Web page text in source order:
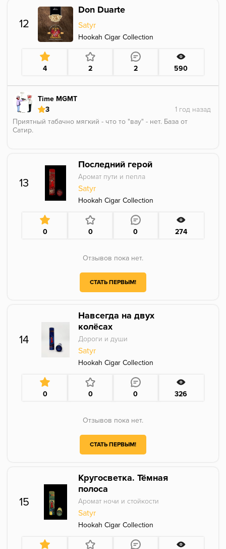
12
Don Duarte
Satyr
Hookah Cigar Collection
4 2 2 590
Time MGMT
3
Приятный табачно мягкий - что то "вау" - нет. База от
Сатир.
13
Последний герой
Аромат пути и пепла
Satyr
Hookah Cigar Collection
0 0 0 274
Отзывов пока нет.
СТАТЬ ПЕРВЫМ!
14
Навсегда на двух
колёсах
Дороги и души
Satyr
Hookah Cigar Collection
0 0 0 326
Отзывов пока нет.
СТАТЬ ПЕРВЫМ!
15
Кругосветка. Тёмная
полоса
Аромат ночи и стойкости
Satyr
Hookah Cigar Collection